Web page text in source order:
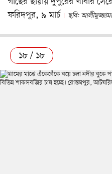
ফরিদপুর, ৯ মার্চ
ছবি:
১৮ / ১৮